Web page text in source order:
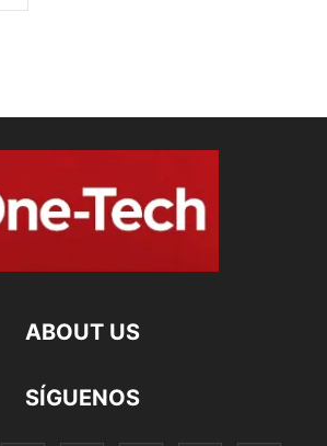
ABOUT US
SÍGUENOS